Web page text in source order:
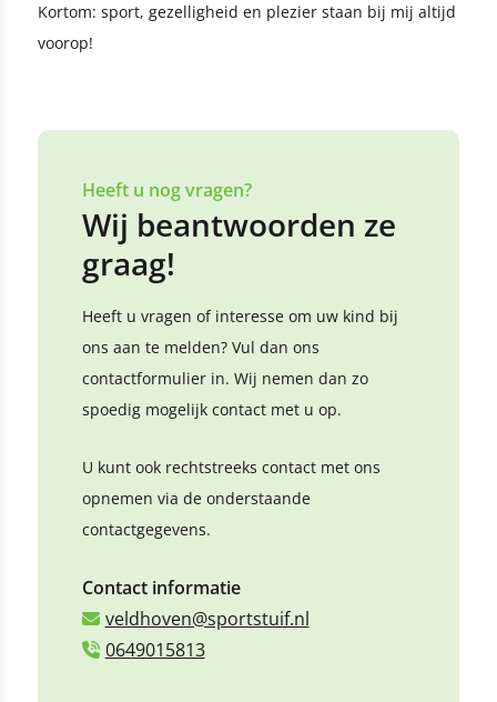
Kortom: sport, gezelligheid en plezier staan bij mij altijd
voorop!
Heeft u nog vragen?
Wij beantwoorden ze
graag!
Heeft u vragen of interesse om uw kind bij
ons aan te melden? Vul dan ons
contactformulier in. Wij nemen dan zo
spoedig mogelijk contact met u op.
U kunt ook rechtstreeks contact met ons
opnemen via de onderstaande
contactgegevens.
Contact informatie
veldhoven@sportstuif.nl
0649015813